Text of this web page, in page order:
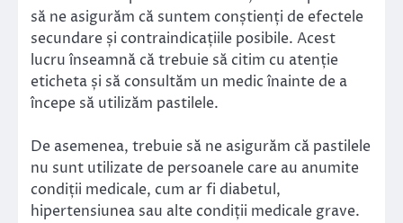
să ne asigurăm că suntem conștienți de efectele
secundare și contraindicațiile posibile. Acest
lucru înseamnă că trebuie să citim cu atenție
eticheta și să consultăm un medic înainte de a
începe să utilizăm pastilele.
De asemenea, trebuie să ne asigurăm că pastilele
nu sunt utilizate de persoanele care au anumite
condiții medicale, cum ar fi diabetul,
hipertensiunea sau alte condiții medicale grave.